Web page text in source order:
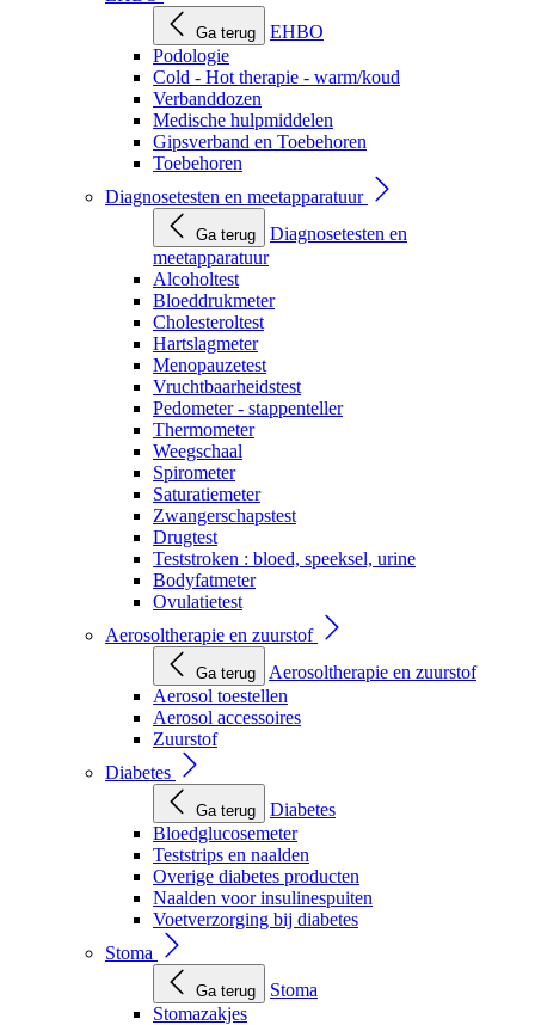
Ga terug
EHBO
Podologie
Cold - Hot therapie - warm/koud
Verbanddozen
Medische hulpmiddelen
Gipsverband en Toebehoren
Toebehoren
Diagnosetesten en meetapparatuur
Ga terug
Diagnosetesten en
meetapparatuur
Alcoholtest
Bloeddrukmeter
Cholesteroltest
Hartslagmeter
Menopauzetest
Vruchtbaarheidstest
Pedometer - stappenteller
Thermometer
Weegschaal
Spirometer
Saturatiemeter
Zwangerschapstest
Drugtest
Teststroken : bloed, speeksel, urine
Bodyfatmeter
Ovulatietest
Aerosoltherapie en zuurstof
Ga terug
Aerosoltherapie en zuurstof
Aerosol toestellen
Aerosol accessoires
Zuurstof
Diabetes
Ga terug
Diabetes
Bloedglucosemeter
Teststrips en naalden
Overige diabetes producten
Naalden voor insulinespuiten
Voetverzorging bij diabetes
Stoma
Ga terug
Stoma
Stomazakjes